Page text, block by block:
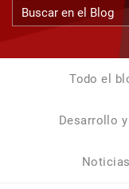
Todo el
Desarrollo